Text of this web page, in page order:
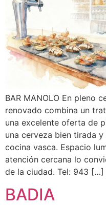
BAR MANOLO En pleno
renovado combina un
una excelente oferta de
una cerveza bien tirada
cocina vasca. Espacio
atención cercana lo
de la ciudad. Tel: 943 […]
BADIA